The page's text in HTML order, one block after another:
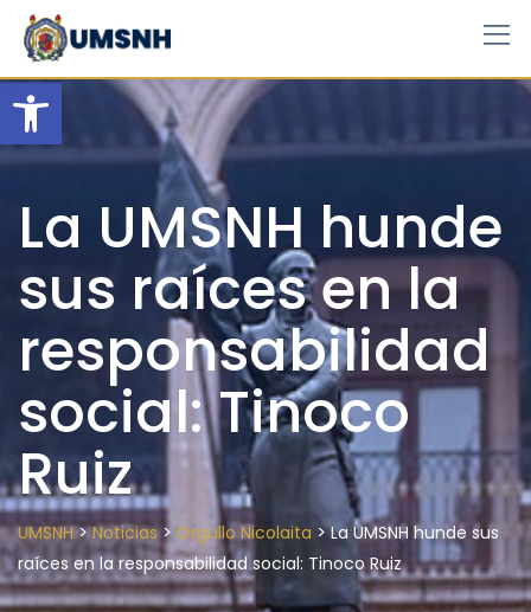
Open toolbar
Skip
content
La UMSNH hunde
sus raíces en la
responsabilidad
social: Tinoco
Ruiz
UMSNH>Noticias> Orgullo Nicolaita >La UMSNH hunde sus
raíces en la responsabilidad social: Tinoco Ruiz